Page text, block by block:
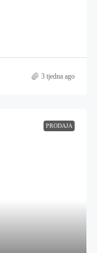
3 tjedna ago
PRODAJA